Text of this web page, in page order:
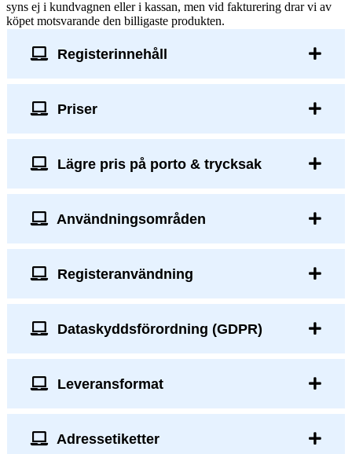
syns ej i kundvagnen eller i kassan, men vid fakturering drar vi av
köpet motsvarande den billigaste produkten.
Registerinnehåll
Priser
Lägre pris på porto & trycksak
Användningsområden
Registeranvändning
Dataskyddsförordning (GDPR)
Leveransformat
Adressetiketter